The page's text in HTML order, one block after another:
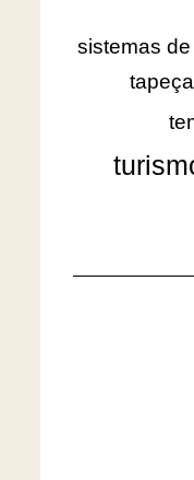
sistemas